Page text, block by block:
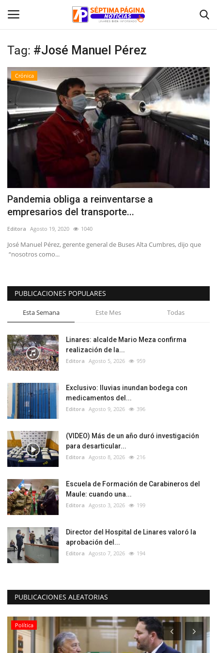
Inicio
Crónica
Policial
Tribunales
Deporte
Política
Espectáculos
Tag: #José Manuel Pérez
Crónica
Pandemia obliga a reinventarse a
empresarios del transporte...
Editora Agosto 19, 2020 1040
José Manuel Pérez, gerente general de Buses Alta Cumbres, dijo que
“nosotros como...
PUBLICACIONES POPULARES
Esta Semana Este Mes Todas
Linares: alcalde Mario Meza confirma
realización de la...
Editora Agosto 5, 2026 959
Exclusivo: lluvias inundan bodega con
medicamentos del...
Editora Agosto 9, 2026 396
(VIDEO) Más de un año duró investigación
para desarticular...
Editora Agosto 8, 2026 216
Escuela de Formación de Carabineros del
Maule: cuando una...
Editora Agosto 3, 2026 199
Director del Hospital de Linares valoró la
aprobación del...
Editora Agosto 7, 2026 194
PUBLICACIONES ALEATORIAS
Política